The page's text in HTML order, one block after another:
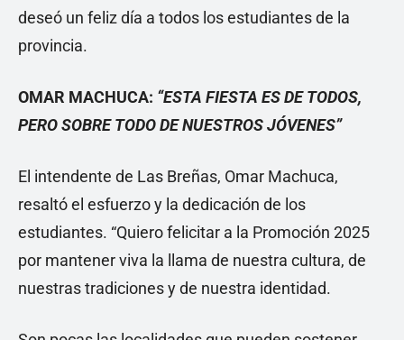
deseó un feliz día a todos los estudiantes de la
provincia.
OMAR MACHUCA: “ESTA FIESTA ES DE TODOS,
PERO SOBRE TODO DE NUESTROS JÓVENES”
El intendente de Las Breñas, Omar Machuca,
resaltó el esfuerzo y la dedicación de los
estudiantes. “Quiero felicitar a la Promoción 2025
por mantener viva la llama de nuestra cultura, de
nuestras tradiciones y de nuestra identidad.